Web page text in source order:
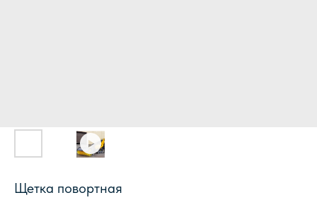
Щетка повортная